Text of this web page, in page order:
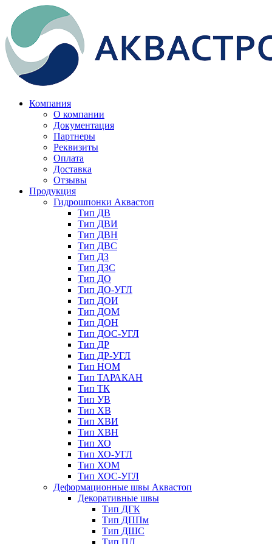
Компания
О компании
Документация
Партнеры
Реквизиты
Оплата
Доставка
Отзывы
Продукция
Гидрошпонки Аквастоп
Тип ДВ
Тип ДВИ
Тип ДВН
Тип ДВС
Тип ДЗ
Тип ДЗС
Тип ДО
Тип ДО-УГЛ
Тип ДОИ
Тип ДОМ
Тип ДОН
Тип ДОС-УГЛ
Тип ДР
Тип ДР-УГЛ
Тип НОМ
Тип ТАРАКАН
Тип ТК
Тип УВ
Тип ХВ
Тип ХВИ
Тип ХВН
Тип ХО
Тип ХО-УГЛ
Тип ХОМ
Тип ХОС-УГЛ
Деформационные швы Аквастоп
Декоративные швы
Тип ДГК
Тип ДППм
Тип ДШС
Тип ПЛ